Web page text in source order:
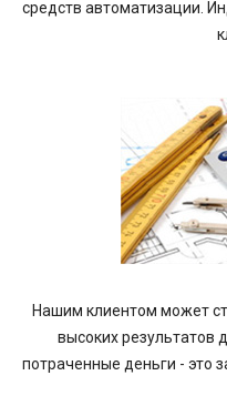
средств автоматизации.
Нашим клиентом может
высоких результатов
потраченные деньги - это